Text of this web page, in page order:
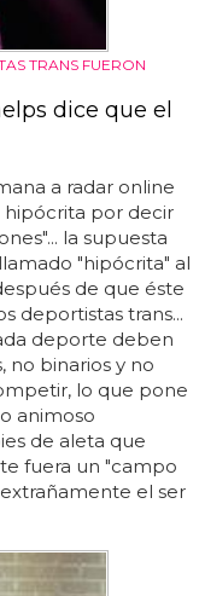
TRANS FUERON
dice que el
a radar online
hipócrita por decir
la supuesta
"hipócrita" al
de que éste
deportistas trans...
deporte deben
no binarios y no
lo que pone
animoso
de aleta que
fuera un "campo
el ser